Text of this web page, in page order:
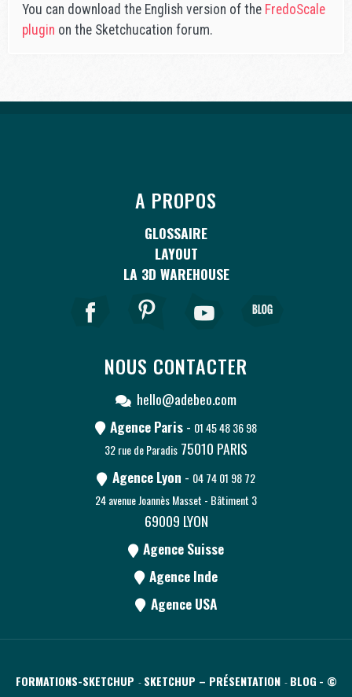
You can download the English version of the FredoScale
plugin on the Sketchucation forum.
A PROPOS
GLOSSAIRE
LAYOUT
LA 3D WAREHOUSE
NOUS CONTACTER
hello@adebeo.com
Agence Paris- 01 45 48 36 98
32 rue de Paradis 75010 PARIS
Agence Lyon - 04 74 01 98 72
24 avenue Joannès Masset - Bâtiment 3
69009 LYON
Agence Suisse
Agence Inde
Agence USA
FORMATIONS-SKETCHUP SKETCHUP – PRÉSENTATION BLOG - ©